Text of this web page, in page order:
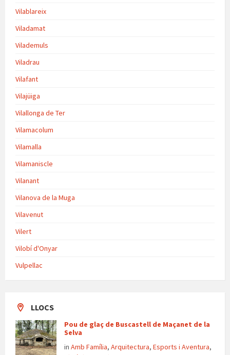
Vilablareix
Viladamat
Vilademuls
Viladrau
Vilafant
Vilajüiga
Vilallonga de Ter
Vilamacolum
Vilamalla
Vilamaniscle
Vilanant
Vilanova de la Muga
Vilavenut
Vilert
Vilobí d'Onyar
Vulpellac
LLOCS
Pou de glaç de Buscastell de Maçanet de la
Selva
in Amb Família, Arquitectura, Esports i Aventura,